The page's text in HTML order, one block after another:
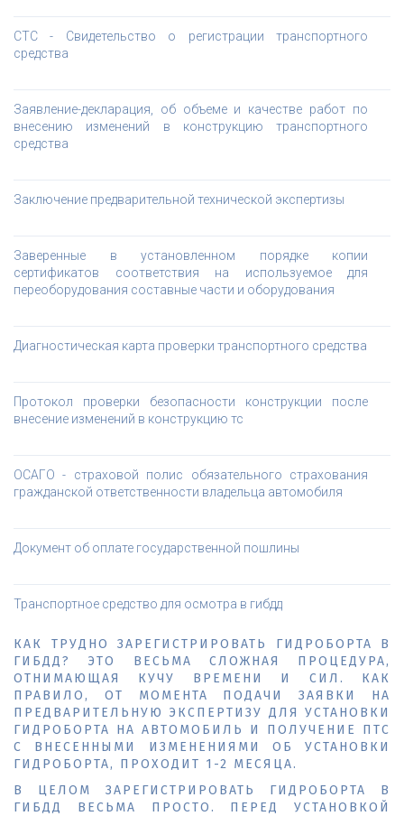
СТС - Свидетельство о регистрации транспортного
средства
Заявление-декларация, об объеме и качестве работ по
внесению изменений в конструкцию транспортного
средства
Заключение предварительной технической экспертизы
Заверенные в установленном порядке копии
сертификатов соответствия на используемое для
переоборудования составные части и оборудования
Диагностическая карта проверки транспортного средства
Протокол проверки безопасности конструкции после
внесение изменений в конструкцию тс
ОСАГО - страховой полис обязательного страхования
гражданской ответственности владельца автомобиля
Документ об оплате государственной пошлины
Транспортное средство для осмотра в гибдд
КАК ТРУДНО ЗАРЕГИСТРИРОВАТЬ ГИДРОБОРТА В
ГИБДД? ЭТО ВЕСЬМА СЛОЖНАЯ ПРОЦЕДУРА,
ОТНИМАЮЩАЯ КУЧУ ВРЕМЕНИ И СИЛ. КАК
ПРАВИЛО, ОТ МОМЕНТА ПОДАЧИ ЗАЯВКИ НА
ПРЕДВАРИТЕЛЬНУЮ ЭКСПЕРТИЗУ ДЛЯ УСТАНОВКИ
ГИДРОБОРТА НА АВТОМОБИЛЬ И ПОЛУЧЕНИЕ ПТС
С ВНЕСЕННЫМИ ИЗМЕНЕНИЯМИ ОБ УСТАНОВКИ
ГИДРОБОРТА, ПРОХОДИТ 1-2 МЕСЯЦА.
В ЦЕЛОМ ЗАРЕГИСТРИРОВАТЬ ГИДРОБОРТА В
ГИБДД ВЕСЬМА ПРОСТО. ПЕРЕД УСТАНОВКОЙ